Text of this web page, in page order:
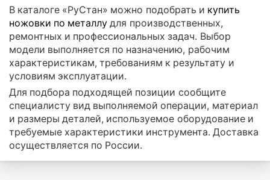
В каталоге «РуСтан» можно подобрать и купить
ножовки по металлу для производственных,
ремонтных и профессиональных задач. Выбор
модели выполняется по назначению, рабочим
характеристикам, требованиям к результату и
условиям эксплуатации.
Для подбора подходящей позиции сообщите
специалисту вид выполняемой операции, материал
и размеры деталей, используемое оборудование и
требуемые характеристики инструмента. Доставка
осуществляется по России.